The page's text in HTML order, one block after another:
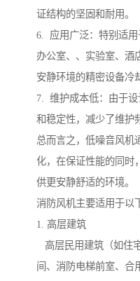
证结构的坚固和耐用。
6. 应用广泛：特别适
办公室、、实验室、酒
安静环境的精密设备冷
7. 维护成本低：由于
和稳定性，减少了维护
总而言之，低噪音风机
化，在保证性能的同时
供更安静舒适的环境。
消防风机主要适用于以
1. 高层建筑
高层民用建筑（如住
间、消防电梯前室、合